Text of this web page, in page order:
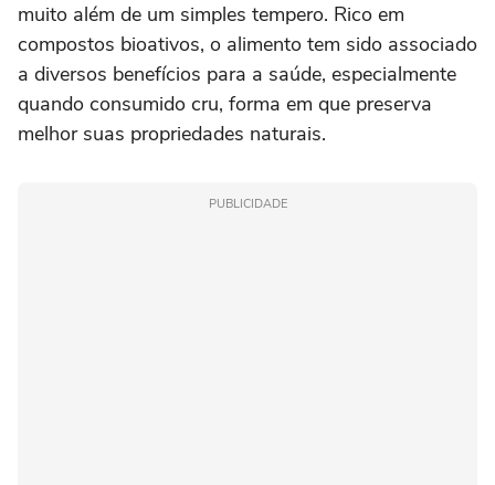
muito além de um simples tempero. Rico em
compostos bioativos, o alimento tem sido associado
a diversos benefícios para a saúde, especialmente
quando consumido cru, forma em que preserva
melhor suas propriedades naturais.
PUBLICIDADE